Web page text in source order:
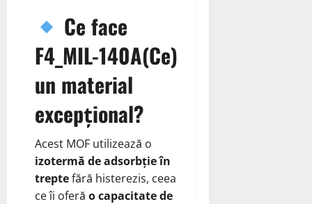
Ce face
F4_MIL-140A(Ce)
un material
excepțional?
Acest MOF utilizează o
izotermă de adsorbție în
treptefără histerezis, ceea
ce îi oferă o capacitate de